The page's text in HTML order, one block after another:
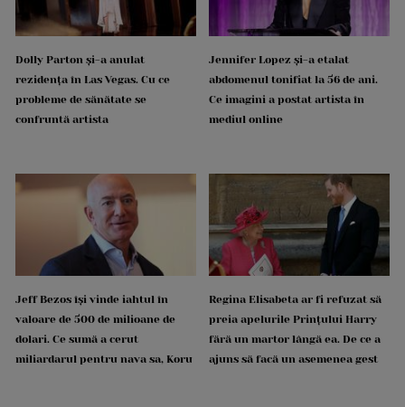
Dolly Parton și-a anulat
rezidența în Las Vegas. Cu ce
probleme de sănătate se
confruntă artista
Jennifer Lopez și-a etalat
abdomenul tonifiat la 56 de ani.
Ce imagini a postat artista în
mediul online
Jeff Bezos își vinde iahtul în
valoare de 500 de milioane de
dolari. Ce sumă a cerut
miliardarul pentru nava sa, Koru
Regina Elisabeta ar fi refuzat să
preia apelurile Prințului Harry
fără un martor lângă ea. De ce a
ajuns să facă un asemenea gest